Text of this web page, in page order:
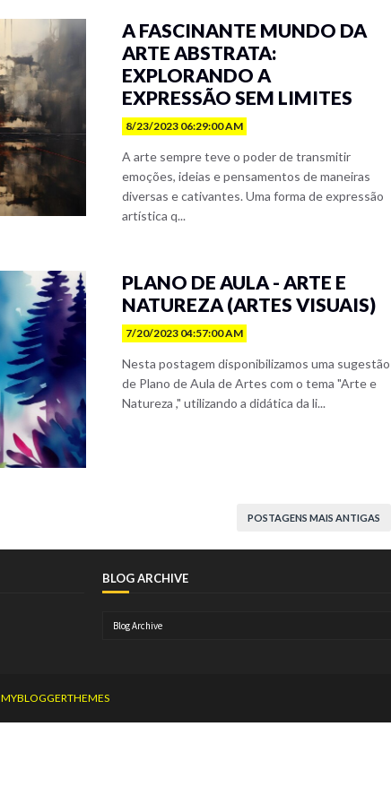
A FASCINANTE MUNDO DA
ARTE ABSTRATA:
EXPLORANDO A
EXPRESSÃO SEM LIMITES
8/23/2023 06:29:00 AM
A arte sempre teve o poder de transmitir
emoções, ideias e pensamentos de maneiras
diversas e cativantes. Uma forma de expressão
artística q...
PLANO DE AULA - ARTE E
NATUREZA (ARTES VISUAIS)
7/20/2023 04:57:00 AM
Nesta postagem disponibilizamos uma sugestão
de Plano de Aula de Artes com o tema "Arte e
Natureza ," utilizando a didática da li...
POSTAGENS MAIS ANTIGAS
BLOG ARCHIVE
MYBLOGGERTHEMES